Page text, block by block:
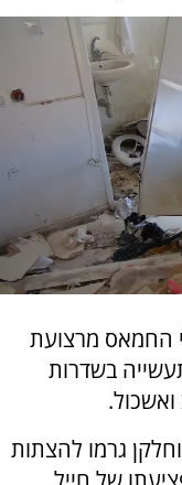
החמאס מרצועת
התעשייה בשדרות
ואשכול.
גרמו להצתות